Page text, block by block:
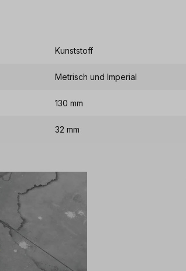
Kunststoff
Metrisch und Imperial
130 mm
32 mm